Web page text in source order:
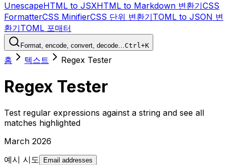
UnescapeHTML to JSXHTML to Markdown 변환기CSS
FormatterCSS MinifierCSS 단위 변환기TOML to JSON 변
환기TOML 포매터
Format, encode, convert, decode…Ctrl+K
홈 텍스트 Regex Tester
Regex Tester
Test regular expressions against a string and see all
matches highlighted
March 2026
예시 시도
Email addresses